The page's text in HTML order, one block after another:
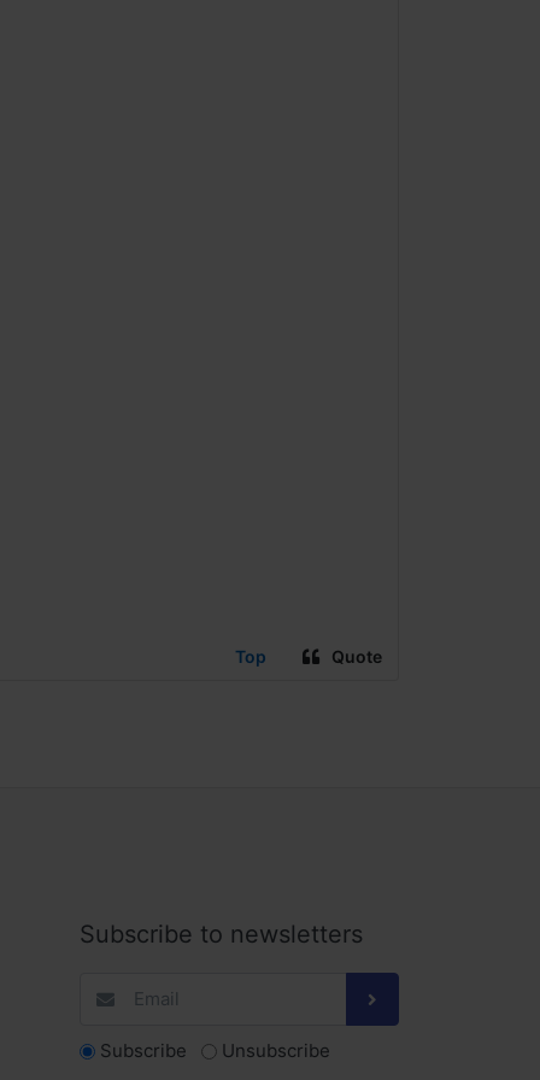
Top Quote
Subscribe to newsletters
Subscribe Unsubscribe